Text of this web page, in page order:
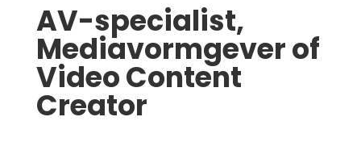
AV-specialist,
Mediavormgever of
Video Content
Creator